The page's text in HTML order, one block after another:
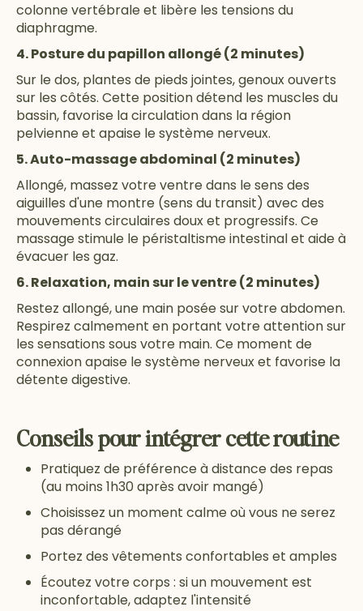
colonne vertébrale et libère les tensions du
diaphragme.
4. Posture du papillon allongé (2 minutes)
Sur le dos, plantes de pieds jointes, genoux ouverts
sur les côtés. Cette position détend les muscles du
bassin, favorise la circulation dans la région
pelvienne et apaise le système nerveux.
5. Auto-massage abdominal (2 minutes)
Allongé, massez votre ventre dans le sens des
aiguilles d'une montre (sens du transit) avec des
mouvements circulaires doux et progressifs. Ce
massage stimule le péristaltisme intestinal et aide à
évacuer les gaz.
6. Relaxation, main sur le ventre (2 minutes)
Restez allongé, une main posée sur votre abdomen.
Respirez calmement en portant votre attention sur
les sensations sous votre main. Ce moment de
connexion apaise le système nerveux et favorise la
détente digestive.
Conseils pour intégrer cette routine
Pratiquez de préférence à distance des repas
(au moins 1h30 après avoir mangé)
Choisissez un moment calme où vous ne serez
pas dérangé
Portez des vêtements confortables et amples
Écoutez votre corps : si un mouvement est
inconfortable, adaptez l'intensité